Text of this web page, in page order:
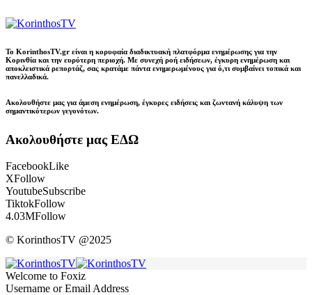
Το KorinthosTV.gr είναι η κορυφαία διαδικτυακή πλατφόρμα ενημέρωσης για την
Κορινθία και την ευρύτερη περιοχή. Με συνεχή ροή ειδήσεων, έγκυρη ενημέρωση και
αποκλειστικά ρεπορτάζ, σας κρατάμε πάντα ενημερωμένους για ό,τι συμβαίνει τοπικά και
πανελλαδικά.
Ακολουθήστε μας για άμεση ενημέρωση, έγκυρες ειδήσεις και ζωντανή κάλυψη των
σημαντικότερων γεγονότων.
Ακολουθήστε μας ΕΔΩ
FacebookLike
XFollow
YoutubeSubscribe
TiktokFollow
4.03MFollow
© KorinthosTV @2025
Welcome to Foxiz
Username or Email Address